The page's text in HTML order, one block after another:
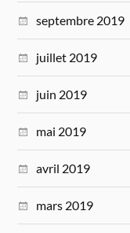
septembre 2019
juillet 2019
juin 2019
mai 2019
avril 2019
mars 2019